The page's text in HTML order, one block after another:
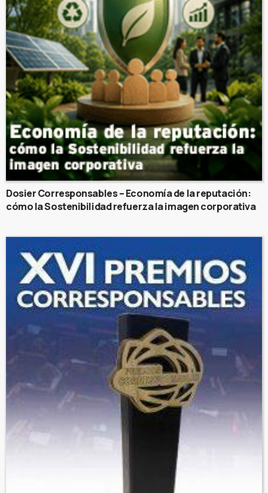
Dosier Corresponsables – Economía de la reputación:
cómo la Sostenibilidad refuerza la imagen corporativa